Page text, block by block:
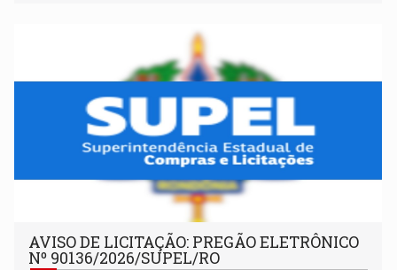
AVISO DE LICITAÇÃO: PREGÃO ELETRÔNICO
Nº 90136/2026/SUPEL/RO